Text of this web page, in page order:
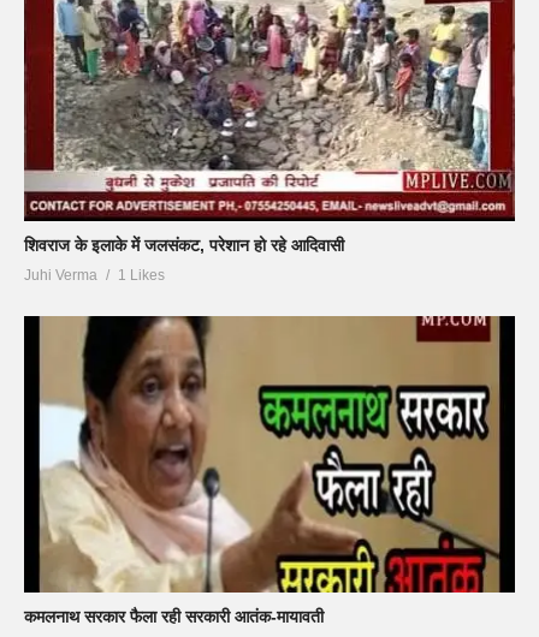
शिवराज के इलाके में जलसंकट, परेशान हो रहे आदिवासी
Juhi Verma 1 Likes
कमलनाथ सरकार फैला रही सरकारी आतंक-मायावती